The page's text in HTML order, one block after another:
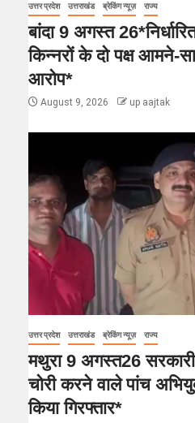
उत्तर प्रदेश उत्तराखंड ब्रेकिंग न्यूज़ राज्य
बांदा 9 अगस्त
किन्नरों के दो पक्ष आमने-
आरोप*
August 9, 2026 up aajtak
उत्तर प्रदेश उत्तराखंड ब्रेकिंग न्यूज़ राज्य
मथुरा 9 अगस्त26 सरकारी
चोरी करने वाले पांच
किया गिरफ्तार*